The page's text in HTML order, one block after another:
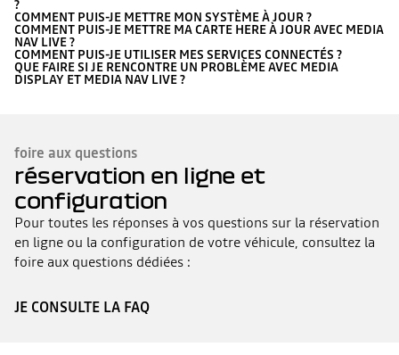
?
COMMENT PUIS-JE METTRE MON SYSTÈME À JOUR ?
COMMENT PUIS-JE METTRE MA CARTE HERE À JOUR AVEC MEDIA
NAV LIVE ?
COMMENT PUIS-JE UTILISER MES SERVICES CONNECTÉS ?
QUE FAIRE SI JE RENCONTRE UN PROBLÈME AVEC MEDIA
DISPLAY ET MEDIA NAV LIVE ?
foire aux questions
réservation en ligne et
configuration
Pour toutes les réponses à vos questions sur la réservation
en ligne ou la configuration de votre véhicule, consultez la
foire aux questions dédiées :
JE CONSULTE LA FAQ